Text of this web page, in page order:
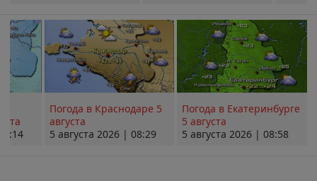
Погода в Краснодаре 5
августа
5 августа 2026 | 08:29
Погода в Екатеринбурге
5 августа
5 августа 2026 | 08:58